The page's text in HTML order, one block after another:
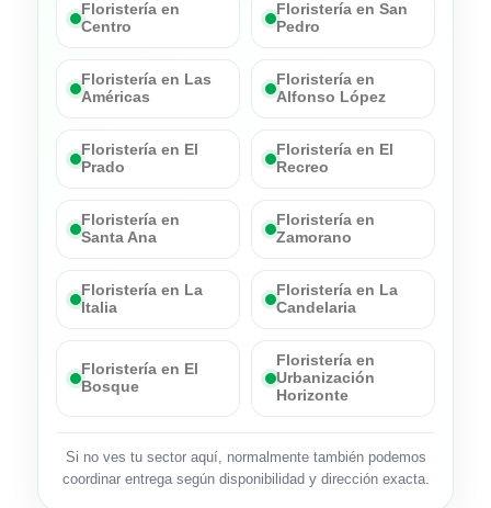
Floristería en
Centro
Floristería en San
Pedro
Floristería en Las
Américas
Floristería en
Alfonso López
Floristería en El
Prado
Floristería en El
Recreo
Floristería en
Santa Ana
Floristería en
Zamorano
Floristería en La
Italia
Floristería en La
Candelaria
Floristería en El
Bosque
Floristería en
Urbanización
Horizonte
Si no ves tu sector aquí, normalmente también podemos
coordinar entrega según disponibilidad y dirección exacta.